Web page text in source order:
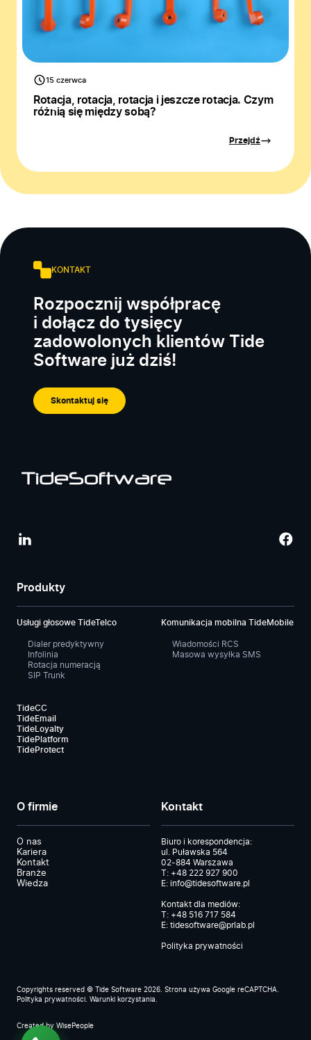
15 czerwca
Rotacja, rotacja, rotacja i jeszcze rotacja. Czym
różnią się między sobą?
Przejdź
KONTAKT
Rozpocznij współpracę
i dołącz do tysięcy
zadowolonych klientów Tide
Software już dziś!
Skontaktuj się
Produkty
Usługi głosowe TideTelco
Dialer predyktywny
Infolinia
Rotacja numeracją
SIP Trunk
Komunikacja mobilna TideMobile
Wiadomości RCS
Masowa wysyłka SMS
TideCC
TideEmail
TideLoyalty
TidePlatform
TideProtect
O firmie
O nas
Kariera
Kontakt
Branże
Wiedza
Kontakt
Biuro i korespondencja:
ul. Puławska 564
02-884 Warszawa
T: +48 222 927 900
E: info@tidesoftware.pl
Kontakt dla mediów:
T: +48 516 717 584
E: tidesoftware@prlab.pl
Polityka prywatności
Copyrights reserved © Tide Software 2026. Strona używa Google reCAPTCHA.
Polityka prywatności . Warunki korzystania.
Created by WisePeople